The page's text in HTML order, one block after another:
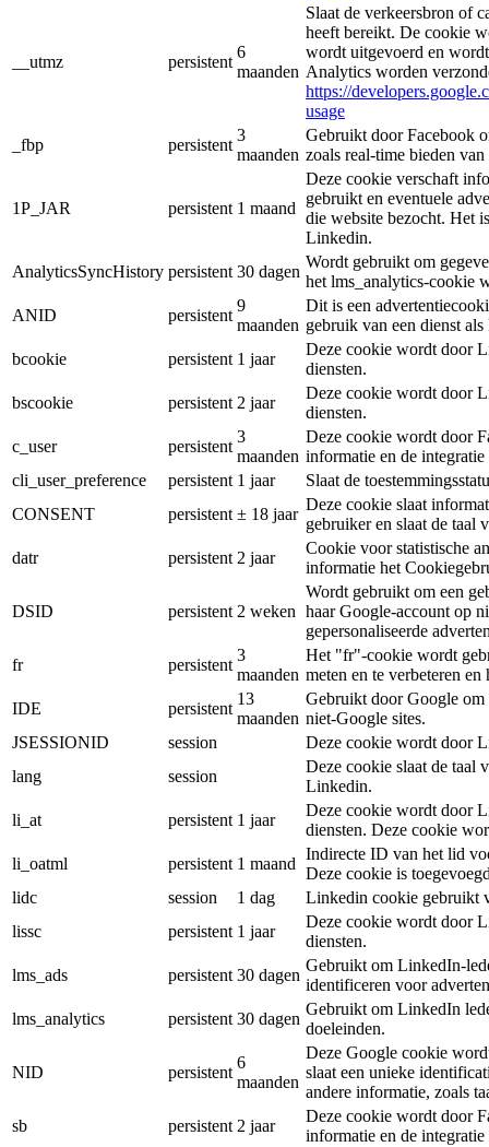
__utmz persistent
6
maanden
Slaat de verkeersbron of
heeft bereikt. De cookie
wordt uitgevoerd en
Analytics worden
https://
usage
_fbp
persistent
3
maanden
Gebruikt door Facebook
zoals real-time bieden van
1P_JAR persistent 1 maand
Deze cookie verschaft
gebruikt en eventuele
die website bezocht. Het
Linkedin.
AnalyticsSyncHistory persistent 30 dagen
Wordt gebruikt om
het lms_analytics-cookie
ANID
persistent
9
maanden
Dit is een
gebruik van een dienst
bcookie
persistent 1 jaar
Deze cookie wordt door
diensten.
bscookie
persistent 2 jaar
Deze cookie wordt door
diensten.
c_user
persistent
3
maanden
Deze cookie wordt door
informatie en de
cli_user_preference
persistent 1 jaar
Slaat de
CONSENT
persistent ± 18 jaar
Deze cookie slaat
gebruiker en slaat de taal
datr
persistent 2 jaar
Cookie voor statistische
informatie het
DSID persistent 2 weken
Wordt gebruikt om een
haar Google-account op
gepersonaliseerde
fr
persistent
3
maanden
Het "fr"-cookie wordt
meten en te verbeteren
IDE
persistent
13
maanden
Gebruikt door Google om
niet-Google sites.
JSESSIONID
session
Deze cookie wordt door
lang
session
Deze cookie slaat de taal
Linkedin.
li_at
persistent 1 jaar
Deze cookie wordt door
diensten. Deze cookie
li_oatml
persistent 1 maand
Indirecte ID van het lid
Deze cookie is
lidc
session 1 dag
Linkedin cookie gebruikt
lissc
persistent 1 jaar
Deze cookie wordt door
diensten.
lms_ads
persistent 30 dagen
Gebruikt om LinkedIn-
identificeren voor
lms_analytics
persistent 30 dagen
Gebruikt om LinkedIn
doeleinden.
NID persistent
6
maanden
Deze Google cookie
slaat een unieke
andere informatie, zoals
sb
persistent 2 jaar
Deze cookie wordt door
informatie en de